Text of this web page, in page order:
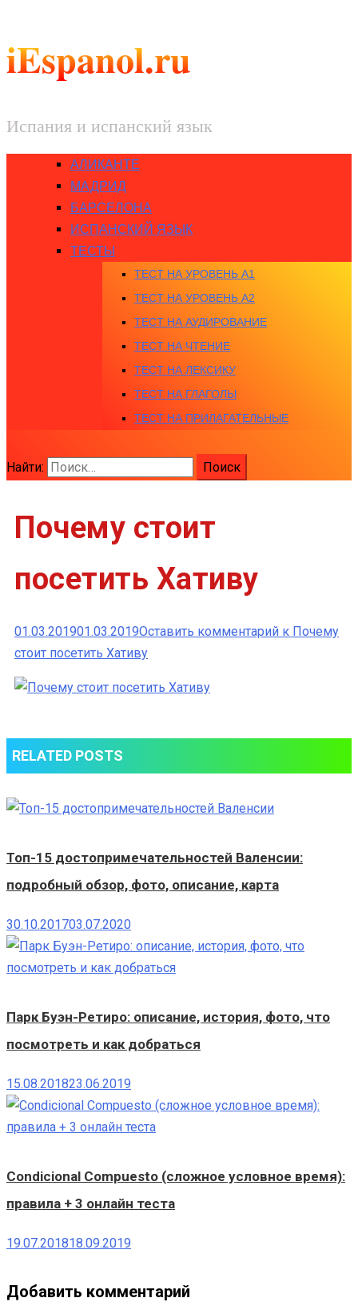
iEspanol.ru
Испания и испанский язык
АЛИКАНТЕ
МАДРИД
БАРСЕЛОНА
ИСПАНСКИЙ ЯЗЫК
ТЕСТЫ
ТЕСТ НА УРОВЕНЬ A1
ТЕСТ НА УРОВЕНЬ A2
ТЕСТ НА АУДИРОВАНИЕ
ТЕСТ НА ЧТЕНИЕ
ТЕСТ НА ЛЕКСИКУ
ТЕСТ НА ГЛАГОЛЫ
ТЕСТ НА ПРИЛАГАТЕЛЬНЫЕ
Найти:
Почему стоит
посетить Хативу
01.03.201901.03.2019Оставить комментарий к Почему
стоит посетить Хативу
RELATED POSTS
Топ-15 достопримечательностей Валенсии:
подробный обзор, фото, описание, карта
30.10.201703.07.2020
Парк Буэн-Ретиро: описание, история, фото, что
посмотреть и как добраться
15.08.201823.06.2019
Condicional Compuesto (сложное условное время):
правила + 3 онлайн теста
19.07.201818.09.2019
Добавить комментарий